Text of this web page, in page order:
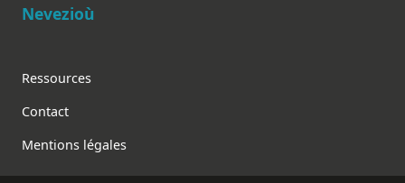
Nevezioù
Footer
Ressources
Contact
Mentions légales